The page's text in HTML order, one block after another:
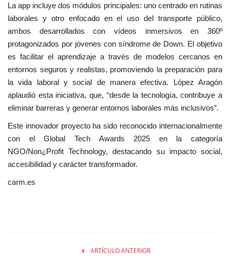
La app incluye dos módulos principales: uno centrado en rutinas
laborales y otro enfocado en el uso del transporte público,
ambos desarrollados con vídeos inmersivos en 360º
protagonizados por jóvenes con síndrome de Down. El objetivo
es facilitar el aprendizaje a través de modelos cercanos en
entornos seguros y realistas, promoviendo la preparación para
la vida laboral y social de manera efectiva. López Aragón
aplaudió esta iniciativa, que, “desde la tecnología, contribuye a
eliminar barreras y generar entornos laborales más inclusivos”.
Este innovador proyecto ha sido reconocido internacionalmente
con el Global Tech Awards 2025 en la categoría
NGO/Non¿Profit Technology, destacando su impacto social,
accesibilidad y carácter transformador.
carm.es
ARTÍCULO ANTERIOR